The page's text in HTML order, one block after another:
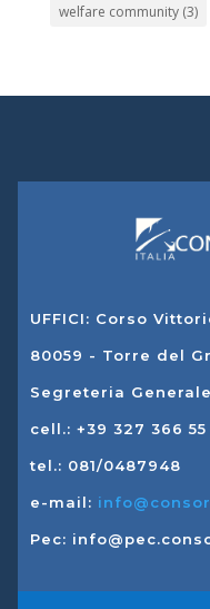
welfare community(3)
UFFICI: Corso
80059 - Torre del
Segreteria
cell.: +39 327 366 55
tel.: 081/0487948
e-mail:
Pec: